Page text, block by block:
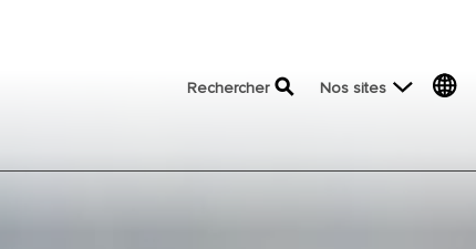
top menu
Rechercher Nos sites